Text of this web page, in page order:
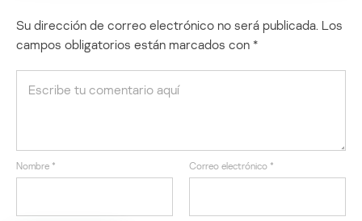
Su dirección de correo electrónico no será publicada. Los
campos obligatorios están marcados con *
Nombre * Correo electrónico *